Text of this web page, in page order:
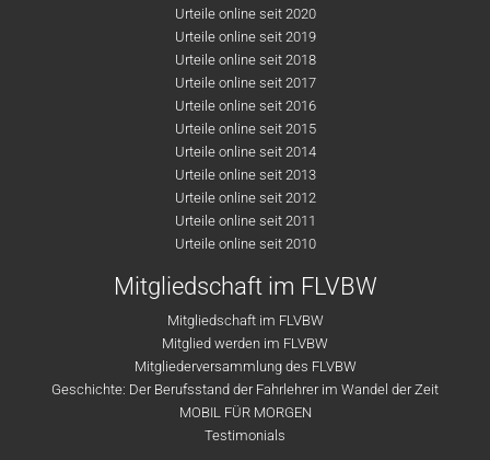
Urteile online seit 2020
Urteile online seit 2019
Urteile online seit 2018
Urteile online seit 2017
Urteile online seit 2016
Urteile online seit 2015
Urteile online seit 2014
Urteile online seit 2013
Urteile online seit 2012
Urteile online seit 2011
Urteile online seit 2010
Mitgliedschaft im FLVBW
Mitgliedschaft im FLVBW
Mitglied werden im FLVBW
Mitgliederversammlung des FLVBW
Geschichte: Der Berufsstand der Fahrlehrer im Wandel der Zeit
MOBIL FÜR MORGEN
Testimonials